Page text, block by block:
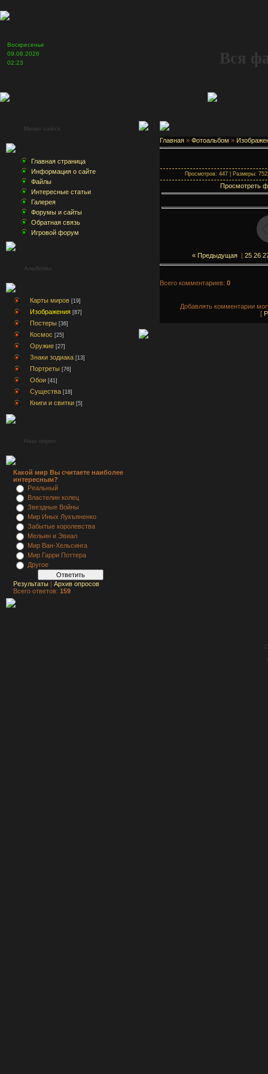
Воскресенье
09.08.2026
02:23
Вся
Меню сайта
Главная страница
Информация о сайте
Файлы
Интересные статьи
Галерея
Форумы и сайты
Обратная связь
Игровой форум
Альбомы
Карты миров [19]
Изображения [87]
Постеры [36]
Космос [25]
Оружие [27]
Знаки зодиака [13]
Портреты [76]
Обои [41]
Существа [18]
Книги и свитки [5]
Наш опрос
Какой мир Вы считаете наиболее
интересным?
Реальный
Властелин колец
Звездные Войны
Мир Иных Лукъяненко
Забытые королевства
Мельин и Эвиал
Мир Ван-Хельсинга
Мир Гарри Поттера
Другое
Результаты | Архив опросов
Всего ответов: 159
Главная » Фотоальбом »
Просмотров: 447 | Размеры:
Просмотреть
« Предыдущая | 25 26
Всего комментариев: 0
Добавлять комментарии
[